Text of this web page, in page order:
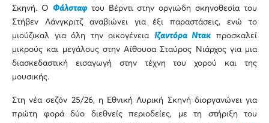
Σκηνή. Ο Φάλσταφτου Βέρντι στην οργιώδη σκηνοθεσία του
Στήβεν Λάνγκριτζ αναβιώνει για έξι παραστάσεις, ενώ το
μιούζικαλ για όλη την οικογένεια Ιζαντόρα Ντακ προσκαλεί
μικρούς και μεγάλους στην Αίθουσα Σταύρος Νιάρχος για μια
διασκεδαστική εισαγωγή στην τέχνη του χορού και της
μουσικής.
Στη νέα σεζόν 25/26, η Εθνική Λυρική Σκηνή διοργανώνει για
πρώτη φορά δύο διεθνείς περιοδείες, με τη στήριξη του